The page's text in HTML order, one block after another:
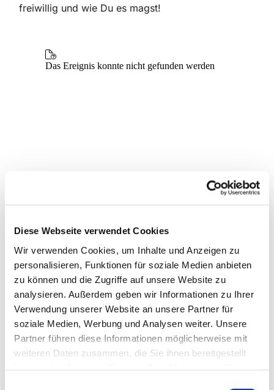
Diese Webseite verwendet Cookies
Wir verwenden Cookies, um Inhalte und Anzeigen zu
personalisieren, Funktionen für soziale Medien anbieten
zu können und die Zugriffe auf unsere Website zu
analysieren. Außerdem geben wir Informationen zu Ihrer
Verwendung unserer Website an unsere Partner für
soziale Medien, Werbung und Analysen weiter. Unsere
Partner führen diese Informationen möglicherweise mit
weiteren Daten zusammen, die Sie ihnen bereitgestellt
freiwillig und wie Du es magst!
Dies könnte Sie auch
interessieren